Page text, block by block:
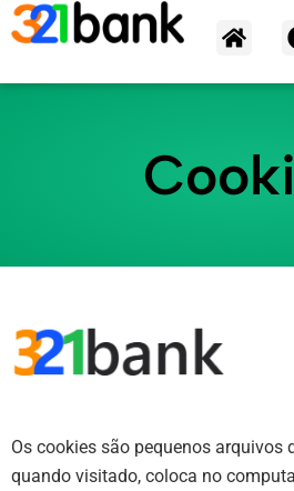
para
Os cookies são pequenos arquivos
quando visitado, coloca no